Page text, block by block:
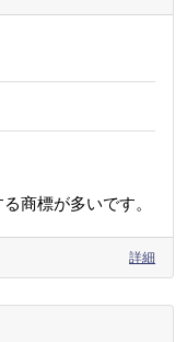
商標が多いです。
詳細